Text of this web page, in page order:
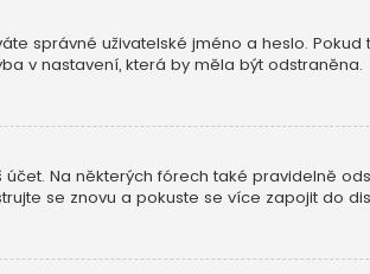
správné uživatelské jméno a heslo.
v nastavení, která by měla být odstraněna.
Na některých fórech také pravidelně
se znovu a pokuste se více zapojit do